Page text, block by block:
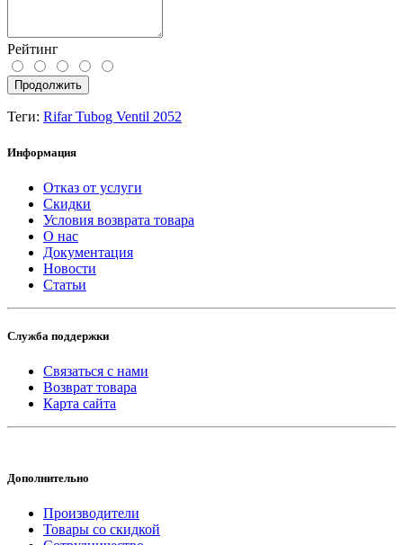
Рейтинг
Продолжить
Теги: Rifar Tubog Ventil 2052
Информация
Отказ от услуги
Скидки
Условия возврата товара
О нас
Документация
Новости
Статьи
Служба поддержки
Связаться с нами
Возврат товара
Карта сайта
Дополнительно
Производители
Товары со скидкой